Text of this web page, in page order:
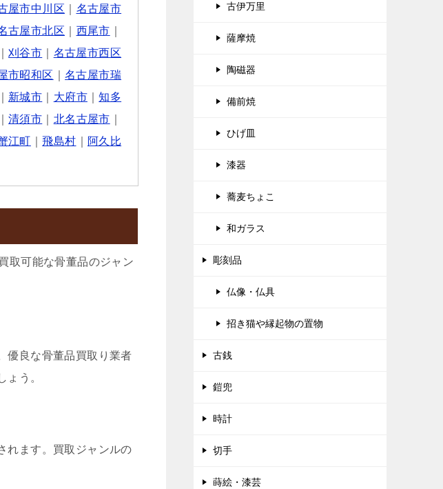
屋市中川区
名古屋市
古屋市北区 西尾市
｜刈谷市
名古屋市西区
市昭和区 ｜名古屋市瑞
新城市 大府市｜知多
｜清須市 北名古屋市
江町 ｜飛島村
阿久比
取可能な骨董品のジャン
優良な骨董品買取り業者
ょう。
れます。買取ジャンルの
古伊万里
薩摩焼
陶磁器
備前焼
ひげ皿
漆器
蕎麦ちょこ
和ガラス
彫刻品
仏像・仏具
招き猫や縁起物の置物
古銭
鎧兜
時計
切手
蒔絵・漆芸